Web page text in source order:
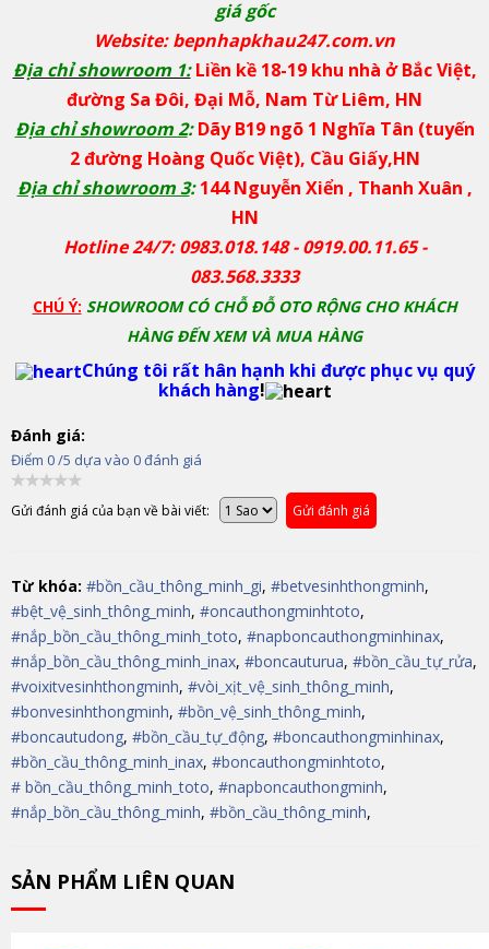
giá gốc
Website: bepnhapkhau247.com.vn
Địa chỉ showroom 1: Liền kề 18-19 khu nhà ở Bắc Việt,
đường Sa Đôi, Đại Mỗ, Nam Từ Liêm, HN
Địa chỉ showroom 2:Dãy B19 ngõ 1 Nghĩa Tân (tuyến
2 đường Hoàng Quốc Việt), Cầu Giấy,HN
Địa chỉ showroom 3:144 Nguyễn Xiển , Thanh Xuân ,
HN
Hotline 24/7: 0983.018.148 - 0919.00.11.65 -
083.568.3333
CHÚ Ý: SHOWROOM CÓ CHỖ ĐỖ OTO RỘNG CHO KHÁCH
HÀNG ĐẾN XEM VÀ MUA HÀNG
Chúng tôi rất hân hạnh khi được phục vụ quý
khách hàng!
Đánh giá:
Điểm 0/5 dựa vào 0đánh giá
Gửi đánh giá của bạn về bài viết: Gửi đánh giá
Từ khóa: #bồn_cầu_thông_minh_gi, #betvesinhthongminh,
#bệt_vệ_sinh_thông_minh, #oncauthongminhtoto,
#nắp_bồn_cầu_thông_minh_toto, #napboncauthongminhinax,
#nắp_bồn_cầu_thông_minh_inax, #boncauturua, #bồn_cầu_tự_rửa,
#voixitvesinhthongminh, #vòi_xịt_vệ_sinh_thông_minh,
#bonvesinhthongminh, #bồn_vệ_sinh_thông_minh,
#boncautudong, #bồn_cầu_tự_động, #boncauthongminhinax,
#bồn_cầu_thông_minh_inax, #boncauthongminhtoto,
# bồn_cầu_thông_minh_toto, #napboncauthongminh,
#nắp_bồn_cầu_thông_minh, #bồn_cầu_thông_minh,
SẢN PHẨM LIÊN QUAN